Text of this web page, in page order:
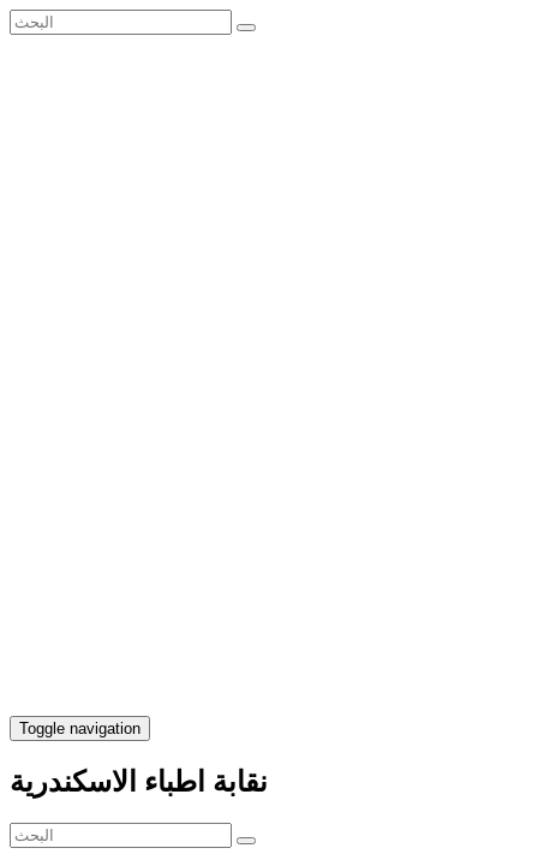
Toggle navigation
نقابة اطباء الاسكندرية